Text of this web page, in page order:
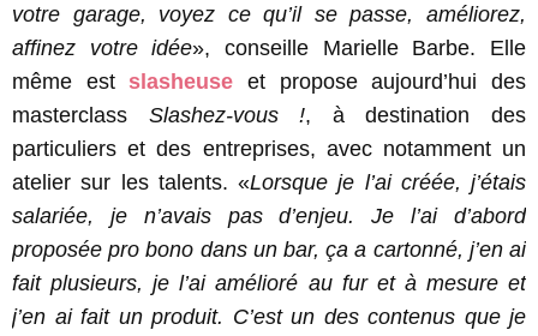
votre garage, voyez ce qu’il se passe, améliorez,
affinez votre idée», conseille Marielle Barbe. Elle
même est slasheuse et propose aujourd’hui des
masterclass Slashez-vous !, à destination des
particuliers et des entreprises, avec notamment un
atelier sur les talents. «Lorsque je l’ai créée, j’étais
salariée, je n’avais pas d’enjeu. Je l’ai d’abord
proposée pro bono dans un bar, ça a cartonné, j’en ai
fait plusieurs, je l’ai amélioré au fur et à mesure et
j’en ai fait un produit. C’est un des contenus que je